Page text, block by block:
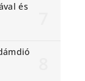
és